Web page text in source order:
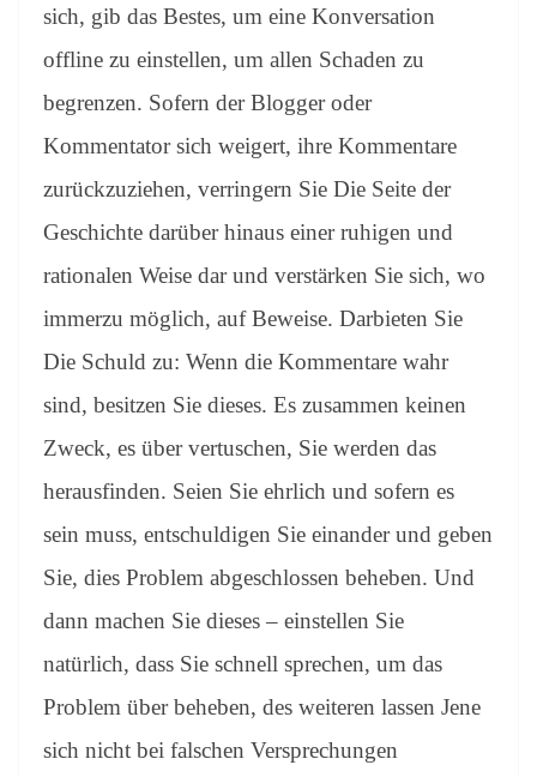
sich, gib das Bestes, um eine Konversation
offline zu einstellen, um allen Schaden zu
begrenzen. Sofern der Blogger oder
Kommentator sich weigert, ihre Kommentare
zurückzuziehen, verringern Sie Die Seite der
Geschichte darüber hinaus einer ruhigen und
rationalen Weise dar und verstärken Sie sich, wo
immerzu möglich, auf Beweise. Darbieten Sie
Die Schuld zu: Wenn die Kommentare wahr
sind, besitzen Sie dieses. Es zusammen keinen
Zweck, es über vertuschen, Sie werden das
herausfinden. Seien Sie ehrlich und sofern es
sein muss, entschuldigen Sie einander und geben
Sie, dies Problem abgeschlossen beheben. Und
dann machen Sie dieses – einstellen Sie
natürlich, dass Sie schnell sprechen, um das
Problem über beheben, des weiteren lassen Jene
sich nicht bei falschen Versprechungen